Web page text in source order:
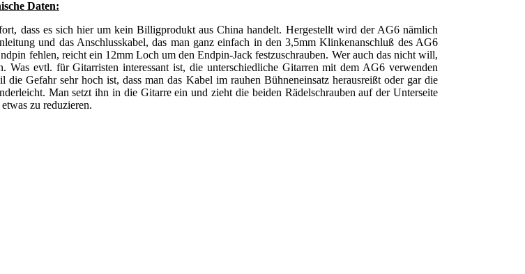
Daten:
dass es sich hier um kein Billigprodukt aus China handelt. Hergestellt wird der AG6 nämlich
und das Anschlusskabel, das man ganz einfach in den 3,5mm Klinkenanschluß des AG6
fehlen, reicht ein 12mm Loch um den Endpin-Jack festzuschrauben. Wer auch das nicht will,
evtl. für Gitarristen interessant ist, die unterschiedliche Gitarren mit dem AG6 verwenden
Gefahr sehr hoch ist, dass man das Kabel im rauhen Bühneneinsatz herausreißt oder gar die
Man setzt ihn in die Gitarre ein und zieht die beiden Rädelschrauben auf der Unterseite
zu reduzieren.